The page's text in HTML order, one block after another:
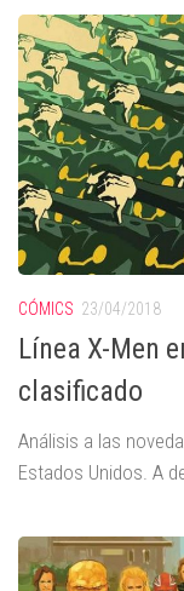
CÓMICS 23/04/2018
Línea X-Men
clasificado
Análisis a las
Estados Unidos. A